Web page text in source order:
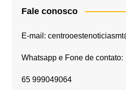
Fale conosco
E-mail:
Whatsapp e Fone de contato:
65 999049064